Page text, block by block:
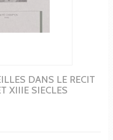
DANS LE RECIT
XIIIE SIECLES